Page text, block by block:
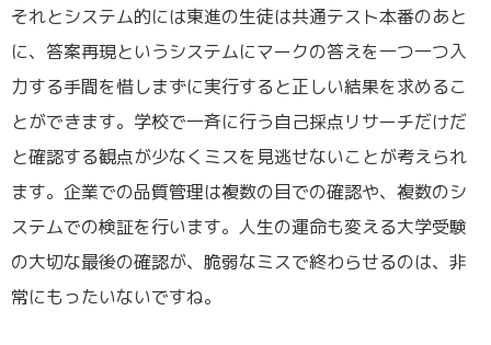
それとシステム的には東進の生徒は共通テスト本番のあと
に、答案再現というシステムにマークの答えを一つ一つ入
力する手間を惜しまずに実行すると正しい結果を求めるこ
とができます。学校で一斉に行う自己採点リサーチだけだ
と確認する観点が少なくミスを見逃せないことが考えられ
ます。企業での品質管理は複数の目での確認や、複数のシ
ステムでの検証を行います。人生の運命も変える大学受験
の大切な最後の確認が、脆弱なミスで終わらせるのは、非
常にもったいないですね。